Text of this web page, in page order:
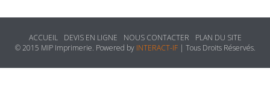
ACCUEIL DEVIS EN LIGNE NOUS CONTACTER
PLAN DU SITE
© 2015 MIP Imprimerie. Powered by INTERACT-IF| Tous Droits Réservés.